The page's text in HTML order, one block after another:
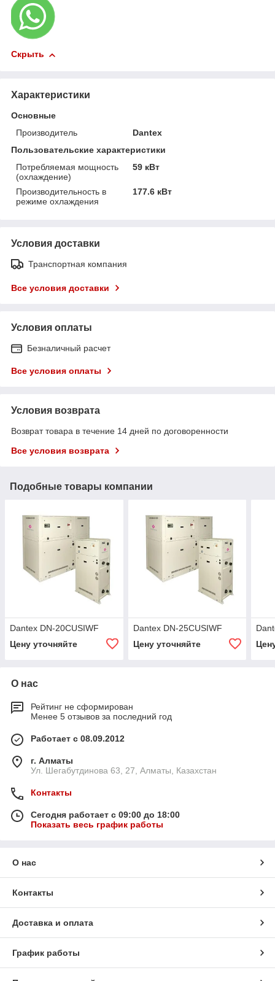
Скрыть
Характеристики
Основные
Производитель
Dantex
Пользовательские характеристики
Потребляемая мощность
(охлаждение)
59 кВт
Производительность в
режиме охлаждения
177.6 кВт
Условия доставки
Транспортная компания
Все условия доставки
Условия оплаты
Безналичный расчет
Все условия оплаты
Условия возврата
Возврат товара в течение 14 дней по договоренности
Все условия возврата
Подобные товары компании
Dantex DN-20CUSIWF
Цену уточняйте
Dantex DN-25CUSIWF
Цену уточняйте
О нас
Рейтинг не сформирован
Менее 5 отзывов за последний год
Работает с 08.09.2012
г. Алматы
Ул. Шегабутдинова 63, 27, Алматы, Казахстан
Контакты
Сегодня работает с 09:00 до 18:00
Показать весь график работы
О нас
Контакты
Доставка и оплата
График работы